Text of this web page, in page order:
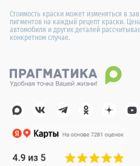
Стоимость краски может изменяться в
пигментов на каждый рецепт краски.
автомобиля и других деталей
конкретном случае.